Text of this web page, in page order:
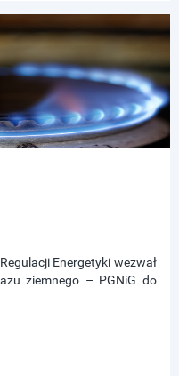
Energetyki wezwał
ziemnego – PGNiG do